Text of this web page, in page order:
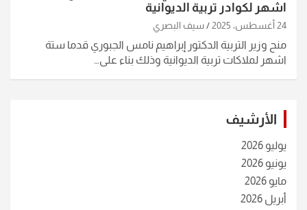
اشهر لكوادر تربية الديوانية
24 أغسطس، 2025 سيف البصري
منح وزير التربية الدكتور إبراهيم نامس الجبوري قدما ستة
اشهر لملاكات تربية الديوانية وذلك بناء على…
الأرشيف
يوليو 2026
يونيو 2026
مايو 2026
أبريل 2026